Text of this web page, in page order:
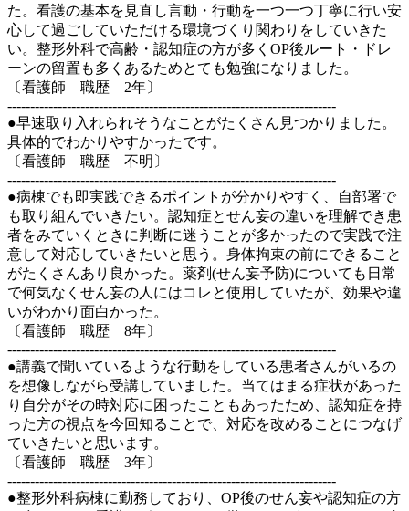
た。看護の基本を見直し言動・行動を一つ一つ丁寧に行い安
心して過ごしていただける環境づくり関わりをしていきた
い。整形外科で高齢・認知症の方が多くOP後ルート・ドレ
ーンの留置も多くあるためとても勉強になりました。
〔看護師 職歴 2年〕
------------------------------------------------------------------------
●早速取り入れられそうなことがたくさん見つかりました。
具体的でわかりやすかったです。
〔看護師 職歴 不明〕
------------------------------------------------------------------------
●病棟でも即実践できるポイントが分かりやすく、自部署で
も取り組んでいきたい。認知症とせん妄の違いを理解でき患
者をみていくときに判断に迷うことが多かったので実践で注
意して対応していきたいと思う。身体拘束の前にできること
がたくさんあり良かった。薬剤(せん妄予防)についても日常
で何気なくせん妄の人にはコレと使用していたが、効果や違
いがわかり面白かった。
〔看護師 職歴 8年〕
------------------------------------------------------------------------
●講義で聞いているような行動をしている患者さんがいるの
を想像しながら受講していました。当てはまる症状があった
り自分がその時対応に困ったこともあったため、認知症を持
った方の視点を今回知ることで、対応を改めることにつなげ
ていきたいと思います。
〔看護師 職歴 3年〕
------------------------------------------------------------------------
●整形外科病棟に勤務しており、OP後のせん妄や認知症の方